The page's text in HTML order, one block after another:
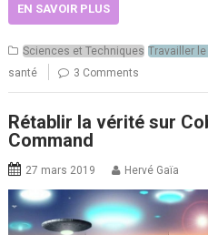
EN SAVOIR PLUS
Sciences et Techniques Travailler
santé 3 Comments
Rétablir la vérité sur
Command
27 mars 2019 Hervé Gaïa